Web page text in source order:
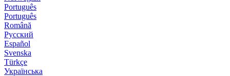
Português
Português
Română
Русский
Español
Svenska
Türkçe
Українська